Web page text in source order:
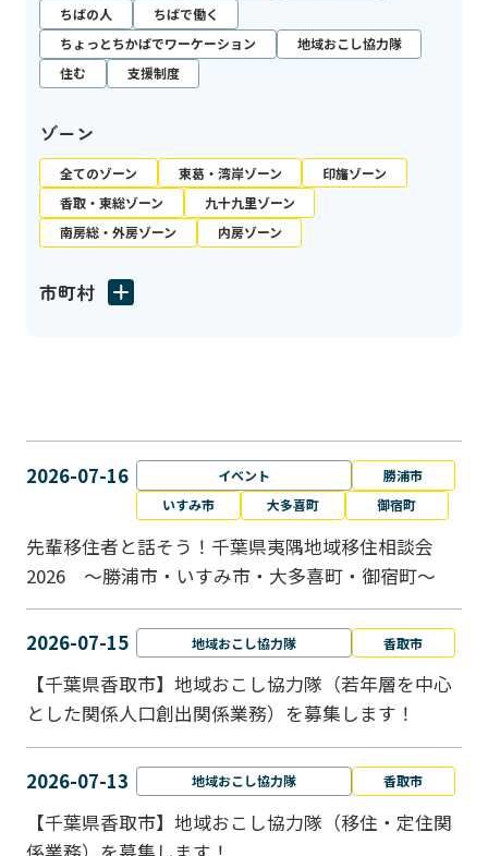
ちばの人
ちばで働く
ちょっとちかばでワーケーション
地域おこし協力隊
住む
支援制度
ゾーン
全てのゾーン 東葛・湾岸ゾーン
印旛ゾーン
香取・東総ゾーン
九十九里ゾーン
南房総・外房ゾーン
内房ゾーン
市町村
2026-07-16 イベント
勝浦市
いすみ市
大多喜町 御宿町
先輩移住者と話そう！千葉県夷隅地域移住相談会
2026 ～勝浦市・いすみ市・大多喜町・御宿町～
2026-07-15 地域おこし協力隊 香取市
【千葉県香取市】地域おこし協力隊（若年層を中心
とした関係人口創出関係業務）を募集します！
2026-07-13 地域おこし協力隊 香取市
【千葉県香取市】地域おこし協力隊（移住・定住関